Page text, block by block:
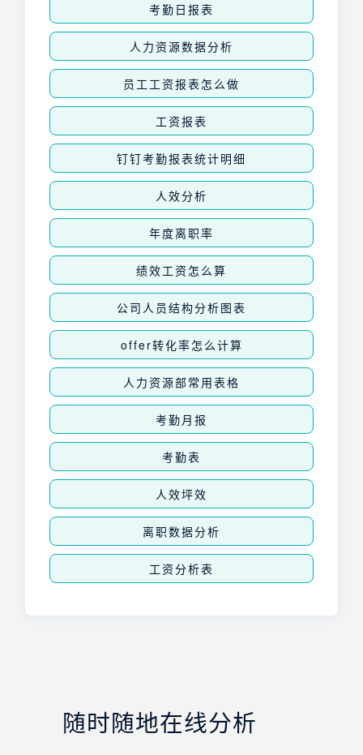
考勤日报表
人力资源数据分析
员工工资报表怎么做
工资报表
钉钉考勤报表统计明细
人效分析
年度离职率
绩效工资怎么算
公司人员结构分析图表
offer转化率怎么计算
人力资源部常用表格
考勤月报
考勤表
人效坪效
离职数据分析
工资分析表
随时随地在线分析